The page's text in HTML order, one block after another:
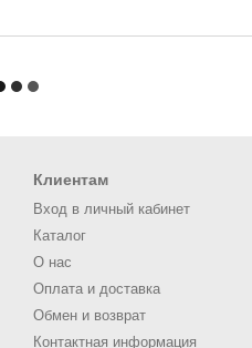
Клиентам
Вход в личный кабинет
Каталог
О нас
Оплата и доставка
Обмен и возврат
Контактная информация